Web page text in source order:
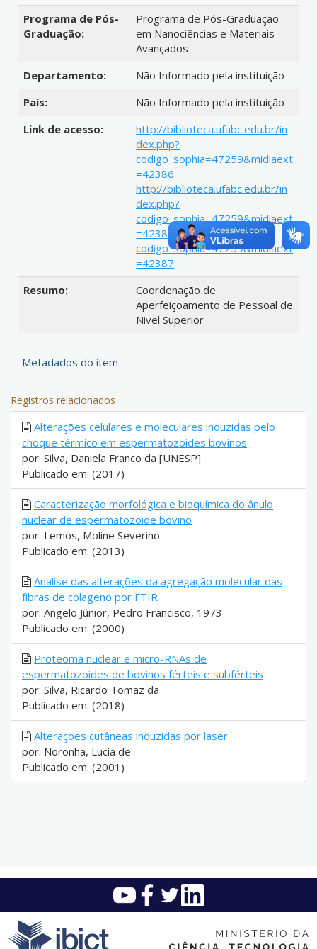
Programa de Pós-
Graduação:
Programa de Pós-Graduação
em Nanociências e Materiais
Avançados
Departamento:
Não Informado pela instituição
País:
Não Informado pela instituição
Link de acesso:
http://biblioteca.ufabc.edu.br/in
dex.php?
codigo_sophia=47259&midiaext
=42386
http://biblioteca.ufabc.edu.br/in
dex.php?
codigo_sophia=47259&midiaext
=42386/index.php?
codigo_sophia=47259&midiaext
=42387
Resumo:
Coordenação de
Aperfeiçoamento de Pessoal de
Nivel Superior
Metadados do item
Registros relacionados
Alterações celulares e moleculares induzidas pelo
choque térmico em espermatozoides bovinos
por: Silva, Daniela Franco da [UNESP]
Publicado em: (2017)
Caracterização morfológica e bioquímica do ânulo
nuclear de espermatozoide bovino
por: Lemos, Moline Severino
Publicado em: (2013)
Analise das alterações da agregação molecular das
fibras de colageno por FTIR
por: Angelo Júnior, Pedro Francisco, 1973-
Publicado em: (2000)
Proteoma nuclear e micro-RNAs de
espermatozoides de bovinos férteis e subférteis
por: Silva, Ricardo Tomaz da
Publicado em: (2018)
Alteraçoes cutâneas induzidas por laser
por: Noronha, Lucia de
Publicado em: (2001)